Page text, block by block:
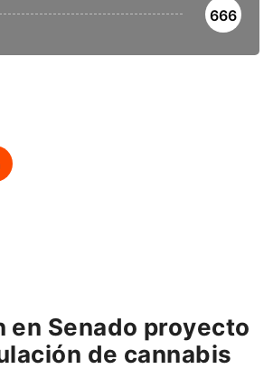
666
en Senado proyecto
de cannabis